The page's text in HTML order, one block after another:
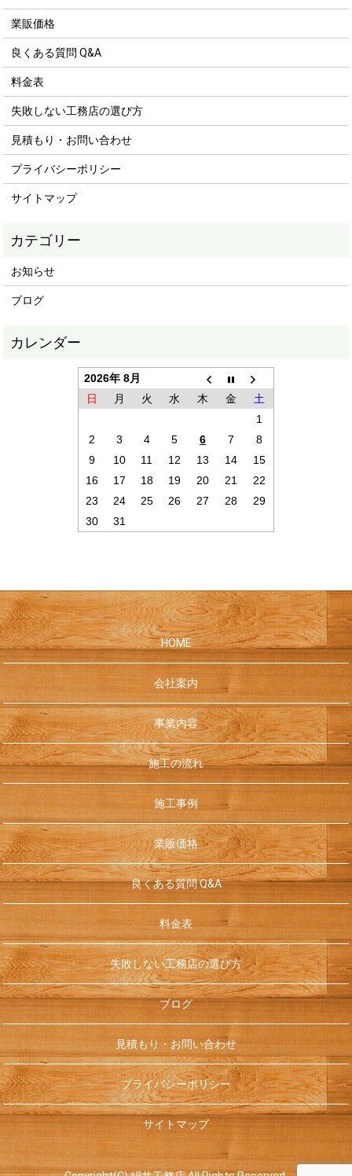
業販価格
良くある質問 Q&A
料金表
失敗しない工務店の選び方
見積もり・お問い合わせ
プライバシーポリシー
サイトマップ
お知らせ
ブログ
2026年 8月
日
月 火 水 木 金
土
1
2
3 4 5 6 7
8
9
10 11 12 13 14
15
16
17 18 19 20 21
22
23
24 25 26 27 28
29
30
31
HOME
会社案内
事業内容
施工の流れ
施工事例
業販価格
良くある質問 Q&A
料金表
失敗しない工務店の選び方
ブログ
見積もり・お問い合わせ
プライバシーポリシー
サイトマップ